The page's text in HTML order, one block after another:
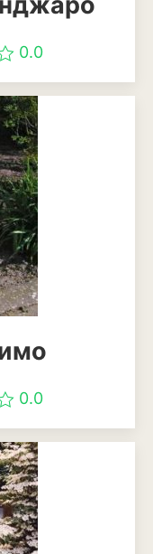
0.0
0.0